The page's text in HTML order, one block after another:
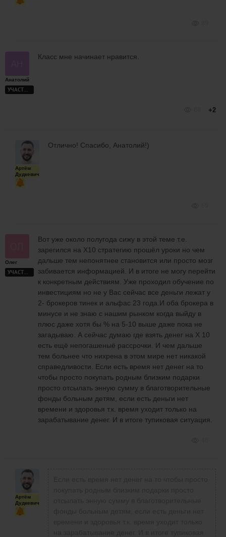
Анатолий
УЧАСТНИК
Класс мне начинает нравится.
+2
Артём
Дудкевич
Отлично! Спасибо, Анатолий!)
Олег
УЧАСТНИК
Вот уже около полугода сижу в этой теме т.е.
зарегился на Х10 стратегию прошёл уроки но чем
дальше тем непонятнее становится или просто мозг
забивается информацией. И в итоге не могу перейти
к конкретным действиям. Уже проходил обучение по
инвестициям но не у Вас сейчас все деньги лежат у
2- брокеров тинек и альфас 23 года.И оба брокера в
минусе и не знаю с нашим рынком когда выйду в
плюс даже хотя бы % на 5-10 выше даже пока не
загадываю. А сейчас думаю где взять денег на Х 10
есть ещё непогашеныё рассрочки. И чем дальше
тем больнее что нихрена в этом мире нет никакой
справедливости. Если есть время нет денег на то
чтобы просто покупать родным близким подарки
просто отсылать энную сумму в благотворительные
фонды больным детям, если есть деньги нет
времени и здоровья т.к. время уходит только на
зарабатывание денег. И в итоге тупиковая ситуация.
Артём
Дудкевич